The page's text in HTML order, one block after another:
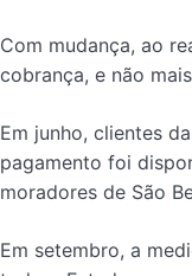
Com mudança, ao
cobrança, e não
Em junho, clientes
pagamento foi
moradores de São
Em setembro, a